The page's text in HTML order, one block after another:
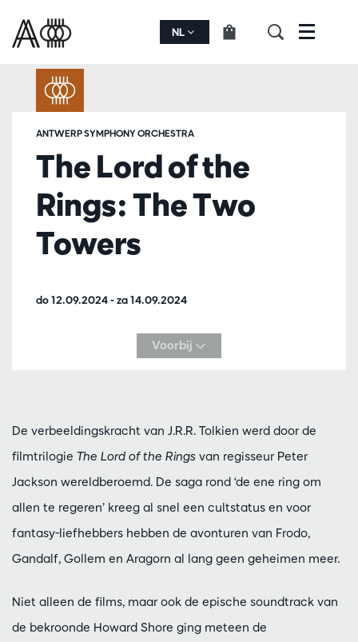
NL Menu
The Lord of the
Rings: The Two
Towers
ANTWERP SYMPHONY ORCHESTRA
do 12.09.2024-za 14.09.2024
Voorbij
De verbeeldingskracht van J.R.R. Tolkien werd door de
filmtrilogie The Lord of the Rings van regisseur Peter
Jackson wereldberoemd. De saga rond ‘de ene ring om
allen te regeren’ kreeg al snel een cultstatus en voor
fantasy-liefhebbers hebben de avonturen van Frodo,
Gandalf, Gollem en Aragorn al lang geen geheimen meer.
Niet alleen de films, maar ook de epische soundtrack van
de bekroonde Howard Shore ging meteen de